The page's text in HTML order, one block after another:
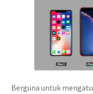
Berguna untuk